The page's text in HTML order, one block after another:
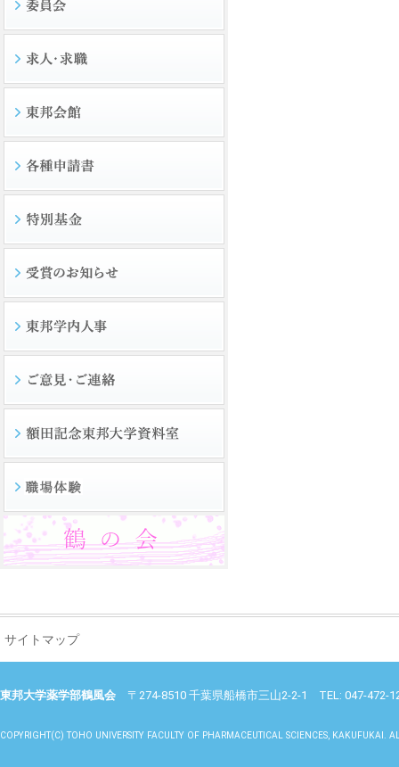
サイトマップ
東邦大学薬学部鶴風会 〒274-8510 千葉県船橋市三山2-2-1 TEL: 047-472-
COPYRIGHT(C) TOHO UNIVERSITY FACULTY OF PHARMACEUTICAL SCIENCES, KAKUFUKAI.